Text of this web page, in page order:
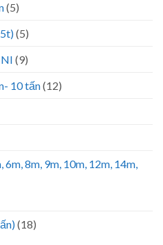
(5)
(5)
(9)
10 tấn(12)
8m, 9m, 10m, 12m, 14m,
(18)